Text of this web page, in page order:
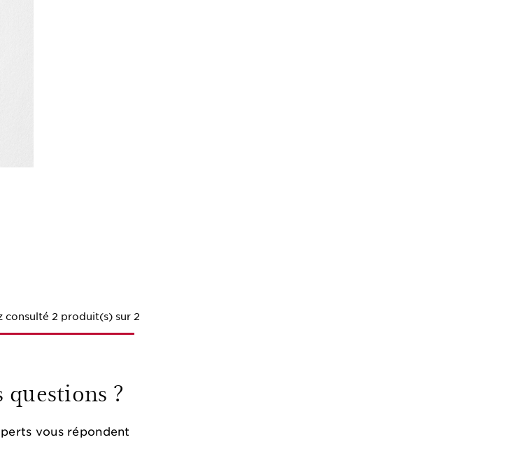
consulté 2 produit(s) sur 2
questions ?
vous répondent